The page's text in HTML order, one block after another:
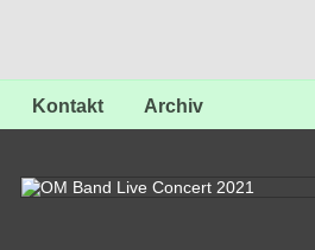
Kontakt Archiv